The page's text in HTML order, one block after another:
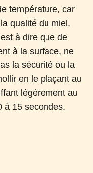
température, car
qualité du miel.
à dire que de
à la surface, ne
la sécurité ou la
en le plaçant au
légèrement au
à 15 secondes.